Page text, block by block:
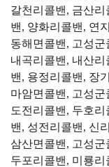
갈천리콜밴, 금산
밴, 양화리콜밴, 연
동해면콜밴, 고성
내곡리콜밴, 내산
밴, 용정리콜밴, 장
마암면콜밴, 고성
도전리콜밴, 두호
밴, 성전리콜밴, 신
삼산면콜밴, 고성
두포리콜밴, 미룡